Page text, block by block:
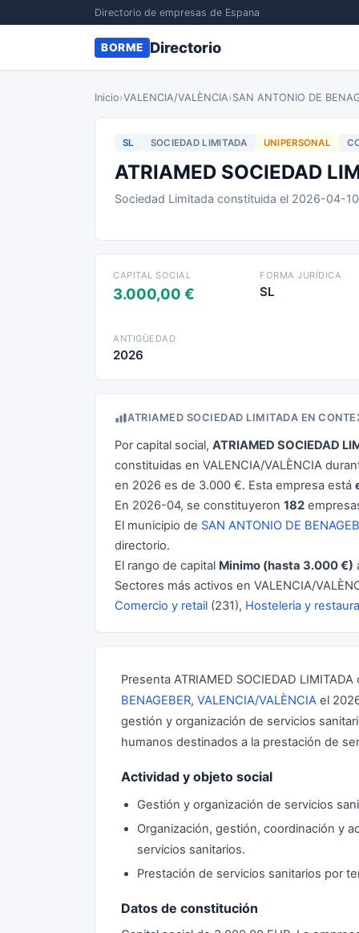
Directorio de empresas de Espana
BORME Directorio
Inicio›VALENCIA/VALÈNCIA›SAN ANTONIO DE
SL SOCIEDAD LIMITADA UNIPERSONAL
ATRIAMED SOCIEDAD
Sociedad Limitada constituida el 2026-04-
CAPITAL SOCIAL
3.000,00 €
FORMA JURÍDICA
SL
ANTIGÜEDAD
2026
ATRIAMED SOCIEDAD LIMITADA EN
Por capital social, ATRIAMED SOCIEDAD
constituidas en VALENCIA/VALÈNCIA
en 2026 es de 3.000 €. Esta empresa está
En 2026-04, se constituyeron 182
El municipio de SAN ANTONIO DE
directorio.
El rango de capital Minimo (hasta 3.000 €)
Sectores más activos en VALENCIA/
Comercio y retail (231), Hosteleria y
Presenta ATRIAMED SOCIEDAD
BENAGEBER, VALENCIA/VALÈNCIA el
gestión y organización de servicios
humanos destinados a la prestación de
Actividad y objeto social
Gestión y organización de servicios
Organización, gestión, coordinación y
servicios sanitarios.
Prestación de servicios sanitarios por
Datos de constitución